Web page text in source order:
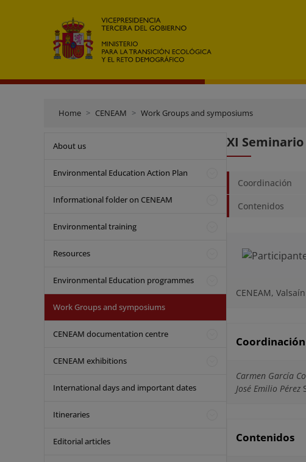
Home CENEAM Work Groups and symposiums
About us
Environmental Education Action Plan
Informational folder on CENEAM
Environmental training
Resources
Environmental Education programmes
Work Groups and symposiums
CENEAM documentation centre
CENEAM exhibitions
International days and important dates
Itineraries
Editorial articles
XI
Coordinación
Contenidos
CENEAM,
Coordinación
Carmen García
José Emilio Pérez
Contenidos